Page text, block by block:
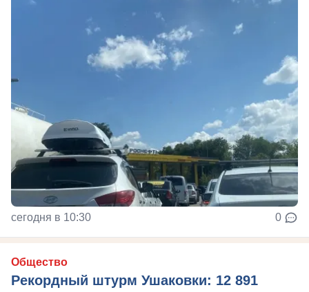
сегодня в 10:30 0
Общество
Рекордный штурм Ушаковки: 12 891